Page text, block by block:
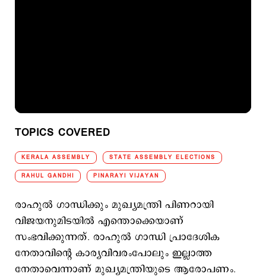
TOPICS COVERED
KERALA ASSEMBLY STATE ASSEMBLY ELECTIONS
RAHUL GANDHI PINARAYI VIJAYAN
രാഹുല്‍ ഗാന്ധിക്കും മുഖ്യമന്ത്രി പിണറായി
വിജയനുമിടയില്‍ എന്തൊക്കെയാണ്
സംഭവിക്കുന്നത്. രാഹുല്‍ ഗാന്ധി പ്രാദേശിക
നേതാവിന്‍റെ കാര്യവിവരംപോലും ഇല്ലാത്ത
നേതാവെന്നാണ് മുഖ്യമന്ത്രിയുടെ ആരോപണം.